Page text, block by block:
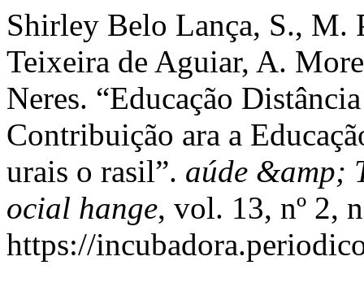
Shirley Belo Lança, S., M.
Teixeira de Aguiar, A.
Neres. “Educação
Contribuição ara a
urais o rasil”. aúde &amp;
ocial hange, vol. 13, nº 2,
https://